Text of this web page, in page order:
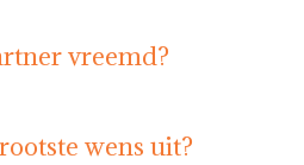
vreemd?
wens uit?